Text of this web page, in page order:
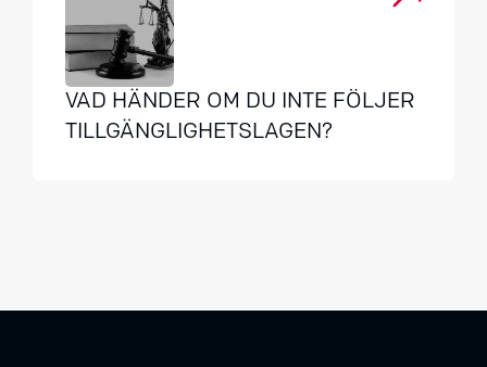
VAD HÄNDER OM DU INTE FÖLJER
TILLGÄNGLIGHETSLAGEN?